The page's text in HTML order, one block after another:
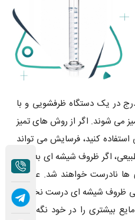
در یک دستگاه ظرفشویی و با
می شوند. اگر از روش‌ های تمیز
کنید، فرسایش می ‌تواند
اگر ظروف شیشه ای به مرور
ها نادرست خواهند شد. علامت
ظروف شیشه ‌ای درست نخواهد
بیشتری را در خود نگه دارد.